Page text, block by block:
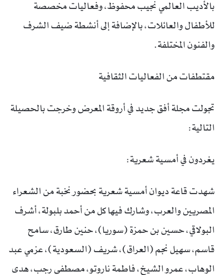
بالأديب العالمي نجيب محفوظ، وفعاليات مخصصة
للأطفال والعائلات، بالإضافة إلى أنشطة ضيف الشرف
والفنون المختلفة.
مقتطفات من الفعاليات الثقافية
تجولت مجلة أفق جديد في أروقة المعرض وخرجت بالحصيلة
التالية:
يغردون في أمسية شعرية:
شهدت قاعة ديوان أمسية شعرية بحضور نخبة من الشعراء
المصريين والعرب، وشارك فيها كل من أحمد بلبولة، أشرف
البولاقي، حسين بن حمزة (سوريا)، حنين طارق، سامح
قاسم، سهيل نجم (العراق)، شريف (السعودية)، عزمي عبد
الوهاب، عمرو الشيخ، فاطمة ناروتو، مصطفى رجب، هدى